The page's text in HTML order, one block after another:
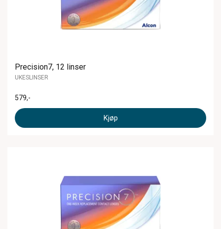
Precision7, 12 linser
UKESLINSER
579,-
Kjøp